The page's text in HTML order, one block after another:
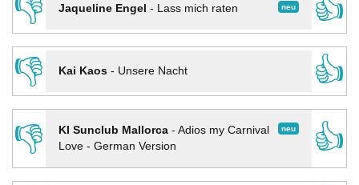
👎
neu
Jaqueline Engel - Lass mich raten
👍
👎
Kai Kaos- Unsere Nacht
👍
👎
neu
KI Sunclub Mallorca- Adios my Carnival
Love - German Version
👍